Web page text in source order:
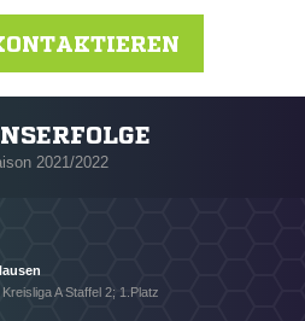
SG Kirchen-Hausen
2021/2022
A Staffel 2; 1.Platz